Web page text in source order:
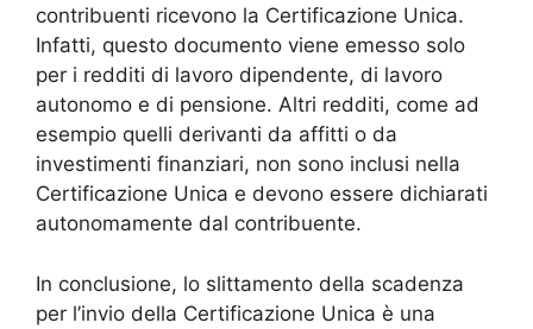
contribuenti ricevono la Certificazione Unica.
Infatti, questo documento viene emesso solo
per i redditi di lavoro dipendente, di lavoro
autonomo e di pensione. Altri redditi, come ad
esempio quelli derivanti da affitti o da
investimenti finanziari, non sono inclusi nella
Certificazione Unica e devono essere dichiarati
autonomamente dal contribuente.
In conclusione, lo slittamento della scadenza
per l’invio della Certificazione Unica è una